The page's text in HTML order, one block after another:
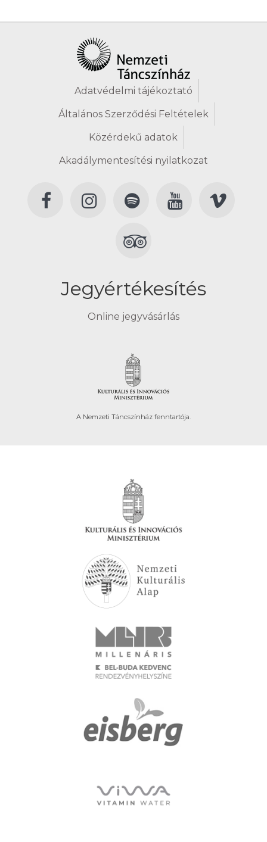
Adatvédelmi tájékoztató
Általános Szerződési Feltételek
Közérdekű adatok
Akadálymentesítési nyilatkozat
Jegyértékesítés
Online jegyvásárlás
A Nemzeti Táncszínház fenntartója.